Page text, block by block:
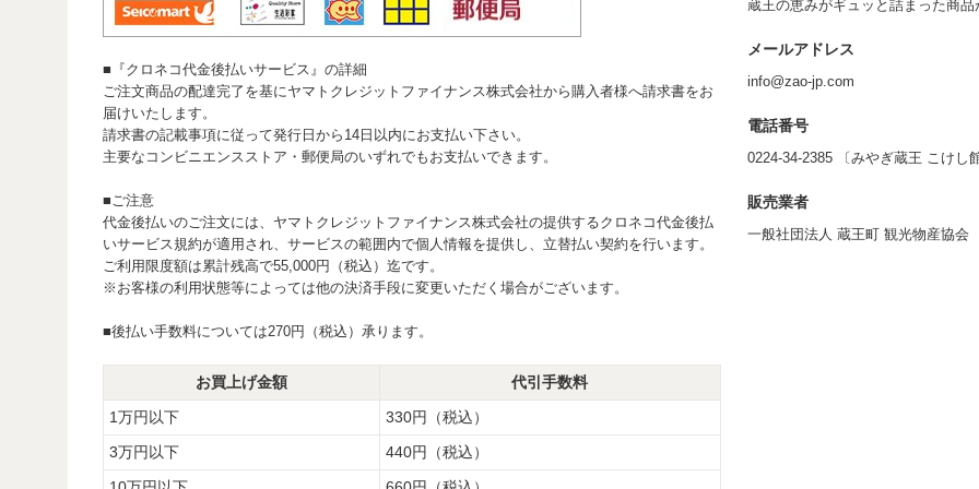
■『クロネコ代金後払いサービス』の詳細
ご注文商品の配達完了を基にヤマトクレジットファイナンス株式会社から購入者様へ請求書をお
届けいたします。
請求書の記載事項に従って発行日から14日以内にお支払い下さい。
主要なコンビニエンスストア・郵便局のいずれでもお支払いできます。
■ご注意
代金後払いのご注文には、ヤマトクレジットファイナンス株式会社の提供するクロネコ代金後払
いサービス規約が適用され、サービスの範囲内で個人情報を提供し、立替払い契約を行います。
ご利用限度額は累計残高で55,000円（税込）迄です。
※お客様の利用状態等によっては他の決済手段に変更いただく場合がございます。
■後払い手数料については270円（税込）承ります。
お買上げ金額
代引手数料
1万円以下
330円（税込）
3万円以下
440円（税込）
蔵王の恵みがギュッと詰まった商品
メールアドレス
info@zao-jp.com
電話番号
0224-34-2385 〔みやぎ蔵王 こけし
販売業者
一般社団法人 蔵王町 観光物産協会